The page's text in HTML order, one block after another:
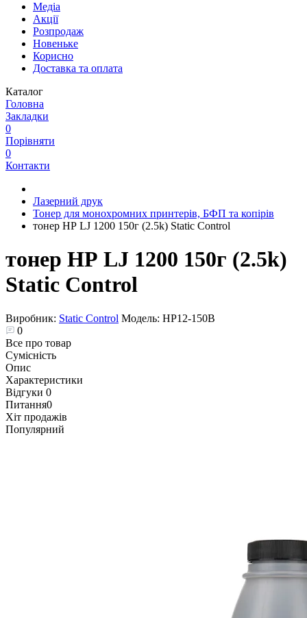
Медіа
Акції
Розпродаж
Новеньке
Корисно
Доставка та оплата
Каталог
Головна
Закладки
0
Порівняти
0
Контакти
Лазерний друк
Тонер для монохромних принтерів, БФП та копірів
тонер HP LJ 1200 150г (2.5k) Static Control
тонер HP LJ 1200 150г (2.5k)
Static Control
Виробник: Static Control Модель: HP12-150B
0
Все про товар
Сумісність
Опис
Характеристики
Відгуки 0
Питання0
Хіт продажів
Популярний